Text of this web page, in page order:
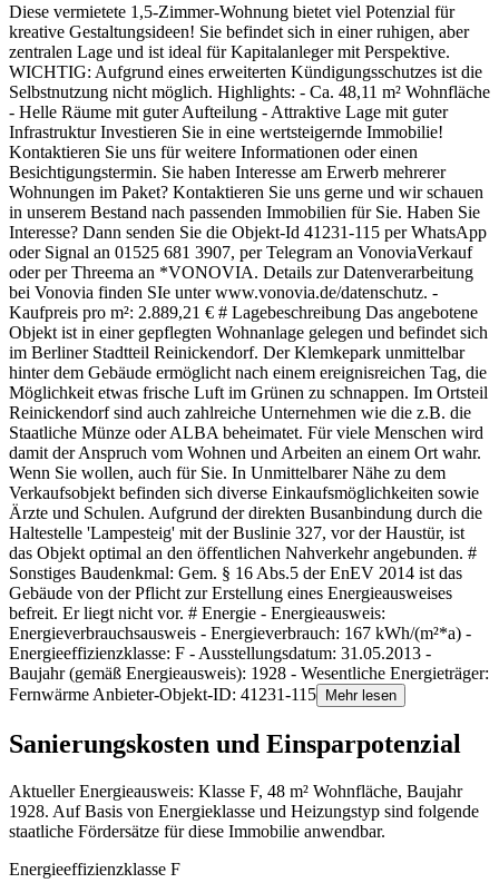
Diese vermietete 1,5-Zimmer-Wohnung bietet viel Potenzial für
kreative Gestaltungsideen! Sie befindet sich in einer ruhigen, aber
zentralen Lage und ist ideal für Kapitalanleger mit Perspektive.
WICHTIG: Aufgrund eines erweiterten Kündigungsschutzes ist die
Selbstnutzung nicht möglich. Highlights: - Ca. 48,11 m² Wohnfläche
- Helle Räume mit guter Aufteilung - Attraktive Lage mit guter
Infrastruktur Investieren Sie in eine wertsteigernde Immobilie!
Kontaktieren Sie uns für weitere Informationen oder einen
Besichtigungstermin. Sie haben Interesse am Erwerb mehrerer
Wohnungen im Paket? Kontaktieren Sie uns gerne und wir schauen
in unserem Bestand nach passenden Immobilien für Sie. Haben Sie
Interesse? Dann senden Sie die Objekt-Id 41231-115 per WhatsApp
oder Signal an 01525 681 3907, per Telegram an VonoviaVerkauf
oder per Threema an *VONOVIA. Details zur Datenverarbeitung
bei Vonovia finden SIe unter www.vonovia.de/datenschutz. -
Kaufpreis pro m²: 2.889,21 € # Lagebeschreibung Das angebotene
Objekt ist in einer gepflegten Wohnanlage gelegen und befindet sich
im Berliner Stadtteil Reinickendorf. Der Klemkepark unmittelbar
hinter dem Gebäude ermöglicht nach einem ereignisreichen Tag, die
Möglichkeit etwas frische Luft im Grünen zu schnappen. Im Ortsteil
Reinickendorf sind auch zahlreiche Unternehmen wie die z.B. die
Staatliche Münze oder ALBA beheimatet. Für viele Menschen wird
damit der Anspruch vom Wohnen und Arbeiten an einem Ort wahr.
Wenn Sie wollen, auch für Sie. In Unmittelbarer Nähe zu dem
Verkaufsobjekt befinden sich diverse Einkaufsmöglichkeiten sowie
Ärzte und Schulen. Aufgrund der direkten Busanbindung durch die
Haltestelle 'Lampesteig' mit der Buslinie 327, vor der Haustür, ist
das Objekt optimal an den öffentlichen Nahverkehr angebunden. #
Sonstiges Baudenkmal: Gem. § 16 Abs.5 der EnEV 2014 ist das
Gebäude von der Pflicht zur Erstellung eines Energieausweises
befreit. Er liegt nicht vor. # Energie - Energieausweis:
Energieverbrauchsausweis - Energieverbrauch: 167 kWh/(m²*a) -
Energieeffizienzklasse: F - Ausstellungsdatum: 31.05.2013 -
Baujahr (gemäß Energieausweis): 1928 - Wesentliche Energieträger:
Fernwärme Anbieter-Objekt-ID: 41231-115 Mehr lesen
Sanierungskosten und Einsparpotenzial
Aktueller Energieausweis: Klasse F, 48 m² Wohnfläche, Baujahr
1928. Auf Basis von Energieklasse und Heizungstyp sind folgende
staatliche Fördersätze für diese Immobilie anwendbar.
Energieeffizienzklasse F